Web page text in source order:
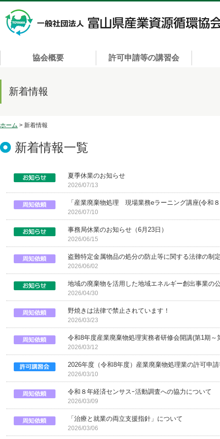
協会概要 許可申請等の講習会
新着情報
ホーム > 新着情報
新着情報一覧
夏季休業のお知らせ
2026/07/13
「産業廃棄物処理 現場業務eラーニング講座(令和
2026/07/10
事務局休業のお知らせ（6月23日）
2026/06/15
盗難特定金属物品の処分の防止等に関する法律の制
2026/06/02
地域の廃棄物を活用した地域エネルギー創出事業の
2026/04/30
野焼きは法律で禁止されています！
2026/03/23
令和8年度産業廃棄物処理実務者研修会開講(第1期～
2026/03/12
2026年度（令和8年度）産業廃棄物処理業の許可申
2026/03/10
令和８年経済センサスｰ活動調査への協力について
2026/03/09
「治療と就業の両立支援指針」について
2026/03/06